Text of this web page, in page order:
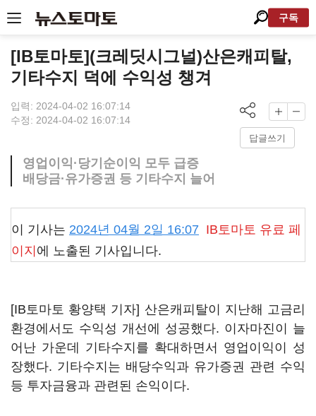
구독
[IB토마토](크레딧시그널)산은캐피탈,
기타수지 덕에 수익성 챙겨
입력: 2024-04-02 16:07:14
수정: 2024-04-02 16:07:14
답글쓰기
영업이익·당기순이익 모두 급증
배당금·유가증권 등 기타수지 늘어
이 기사는 2024년 04월 2일 16:07 IB토마토 유료 페
이지 에 노출된 기사입니다.
[IB토마토 황양택 기자] 산은캐피탈이 지난해 고금리
환경에서도 수익성 개선에 성공했다. 이자마진이 늘
어난 가운데 기타수지를 확대하면서 영업이익이 성
장했다. 기타수지는 배당수익과 유가증권 관련 수익
등 투자금융과 관련된 손익이다.